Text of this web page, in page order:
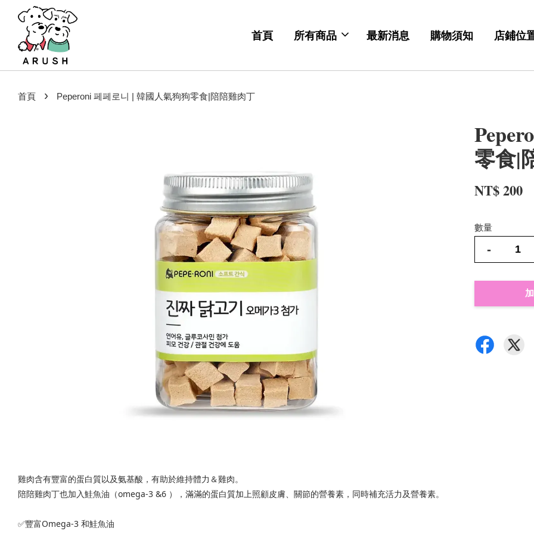
首頁 所有商品 最新消息 購物須知 店鋪位
首頁 › Peperoni 페페로니 | 韓國人氣狗狗零食|陪陪雞肉丁
零食|
NT$ 200
數量
-
雞肉含有豐富的蛋白質以及氨基酸，有助於維持體力＆雞肉。
陪陪雞肉丁也加入鮭魚油（omega-3 &6 ），滿滿的蛋白質加上照顧皮膚、關節的營養素，同時補充活力及營養素。
✅豐富Omega-3 和鮭魚油